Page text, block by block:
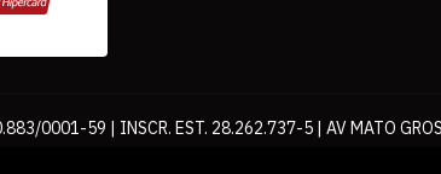
0001-59 | INSCR. EST. 28.262.737-5 | AV MATO